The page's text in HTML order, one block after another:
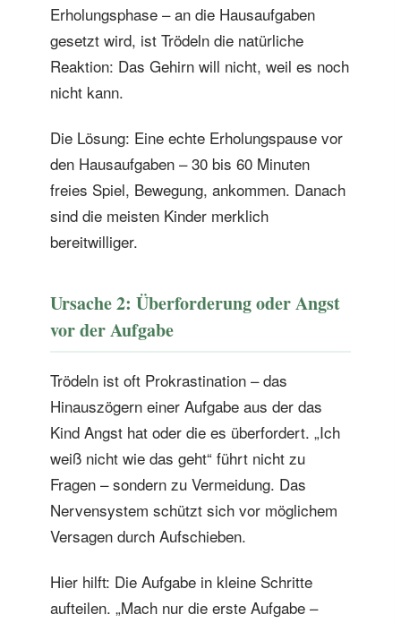
Erholungsphase – an die Hausaufgaben
gesetzt wird, ist Trödeln die natürliche
Reaktion: Das Gehirn will nicht, weil es noch
nicht kann.
Die Lösung: Eine echte Erholungspause vor
den Hausaufgaben – 30 bis 60 Minuten
freies Spiel, Bewegung, ankommen. Danach
sind die meisten Kinder merklich
bereitwilliger.
Ursache 2: Überforderung oder Angst
vor der Aufgabe
Trödeln ist oft Prokrastination – das
Hinauszögern einer Aufgabe aus der das
Kind Angst hat oder die es überfordert. „Ich
weiß nicht wie das geht“ führt nicht zu
Fragen – sondern zu Vermeidung. Das
Nervensystem schützt sich vor möglichem
Versagen durch Aufschieben.
Hier hilft: Die Aufgabe in kleine Schritte
aufteilen. „Mach nur die erste Aufgabe –